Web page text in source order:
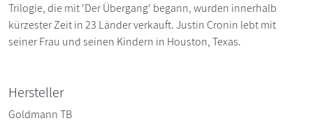
Trilogie, die mit 'Der Übergang' begann, wurden innerhalb
kürzester Zeit in 23 Länder verkauft. Justin Cronin lebt mit
seiner Frau und seinen Kindern in Houston, Texas.
Hersteller
Goldmann TB